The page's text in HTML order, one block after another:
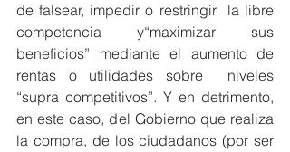
de falsear, impedir o restringir  la libre
competencia y“maximizar sus
beneficios” mediante el aumento de
rentas o utilidades sobre  niveles
“supra competitivos”. Y en detrimento,
en este caso, del Gobierno que realiza
la compra, de los ciudadanos (por ser